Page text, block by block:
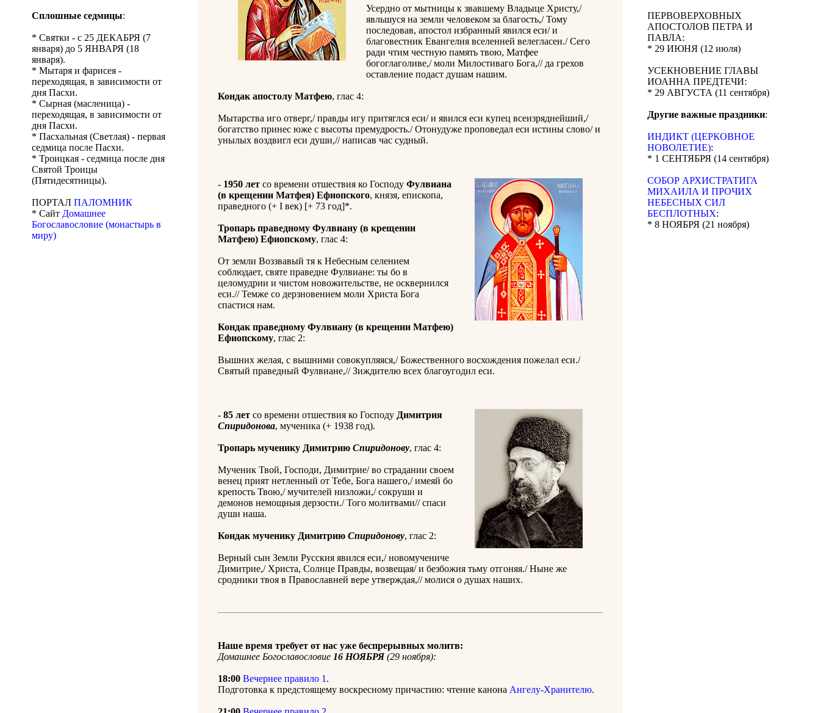
Сплошные седмицы:
* Святки - с 25 ДЕКАБРЯ (7
января) до 5 ЯНВАРЯ (18
января).
* Мытаря и фарисея -
переходящая, в зависимости от
дня Пасхи.
* Сырная (масленица) -
переходящая, в зависимости от
дня Пасхи.
* Пасхальная (Светлая) - первая
седмица после Пасхи.
* Троицкая - седмица после дня
Святой Троицы
(Пятидесятницы).
ПОРТАЛ ПАЛОМНИК
* Сайт Домашнее
Богославословие (монастырь в
миру)
Усердно от мытницы к звавшему Владыце Христу,/
явльшуся на земли человеком за благость,/ Тому
последовав, апостол избранный явился еси/ и
благовестник Евангелия вселенней велегласен./ Сего
ради чтим честную память твою, Матфее
богоглаголиве,/ моли Милостиваго Бога,// да грехов
оставление подаст душам нашим.
Кондак апостолу Матфею, глас 4:
Мытарства иго отверг,/ правды игу притяглся еси/ и явился еси купец всеизряднейший,/
богатство принес юже с высоты премудрость./ Отонудуже проповедал еси истины слово/ и
унылых воздвигл еси души,// написав час судный.
- 1950 лет со времени отшествия ко Господу Фулвиана
(в крещении Матфея) Ефиопского, князя, епископа,
праведного (+ I век) [+ 73 год]*.
Тропарь праведному Фулвиану (в крещении
Матфею) Ефиопскому, глас 4:
От земли Воззвавый тя к Небесным селением
соблюдает, святе праведне Фулвиане: ты бо в
целомудрии и чистом новожительстве, не осквернился
еси.// Темже со дерзновением моли Христа Бога
спастися нам.
Кондак праведному Фулвиану (в крещении Матфею)
Ефиопскому, глас 2:
Вышних желая, с вышними совокупляяся,/ Божественного восхождения пожелал еси./
Святый праведный Фулвиане,// Зиждителю всех благоугодил еси.
- 85 лет со времени отшествия ко Господу Димитрия
Спиридонова, мученика (+ 1938 год).
Тропарь мученику Димитрию Спиридонову, глас 4:
Мученик Твой, Господи, Димитрие/ во страдании своем
венец прият нетленный от Тебе, Бога нашего,/ имеяй бо
крепость Твою,/ мучителей низложи,/ сокруши и
демонов немощныя дерзости./ Того молитвами// спаси
души наша.
Кондак мученику Димитрию Спиридонову, глас 2:
Верный сын Земли Русския явился еси,/ новомучениче
Димитрие,/ Христа, Солнце Правды, возвещая/ и безбожия тьму отгоняя./ Ныне же
сродники твоя в Православней вере утверждая,// молися о душах наших.
Наше время требует от нас уже беспрерывных молитв:
Домашнее Богославословие 16 НОЯБРЯ(29 ноября):
18:00 Вечернее правило 1.
Подготовка к предстоящему воскресному причастию: чтение канона Ангелу-Хранителю.
ПЕРВОВЕРХОВНЫХ
АПОСТОЛОВ ПЕТРА И
ПАВЛА:
* 29 ИЮНЯ (12 июля)
УСЕКНОВЕНИЕ ГЛАВЫ
ИОАННА ПРЕДТЕЧИ:
* 29 АВГУСТА (11 сентября)
Другие важные праздники:
ИНДИКТ (ЦЕРКОВНОЕ
НОВОЛЕТИЕ):
* 1 СЕНТЯБРЯ (14 сентября)
CОБОР АРХИСТРАТИГА
МИХАИЛА И ПРОЧИХ
НЕБЕСНЫХ СИЛ
БЕСПЛОТНЫХ:
* 8 НОЯБРЯ (21 ноября)